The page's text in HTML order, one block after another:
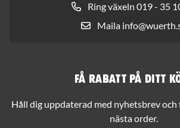
Ring växeln 019 - 35
Maila
Få rabatt på ditt
Håll dig uppdaterad med nyhetsbrev
nästa order.